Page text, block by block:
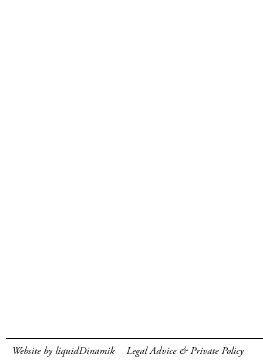
Website by liquidDinamik Legal Advice & Private Policy